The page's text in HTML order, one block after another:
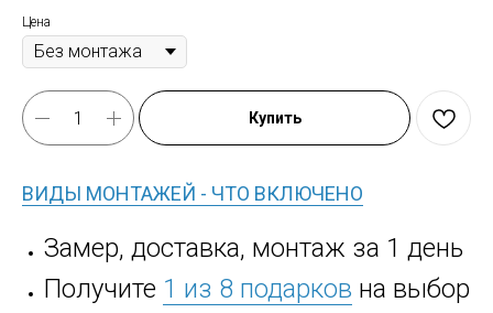
Цена
Купить
ВИДЫ МОНТАЖЕЙ - ЧТО ВКЛЮЧЕНО
Замер, доставка, монтаж за 1 день
Получите 1 из 8 подарков на выбор